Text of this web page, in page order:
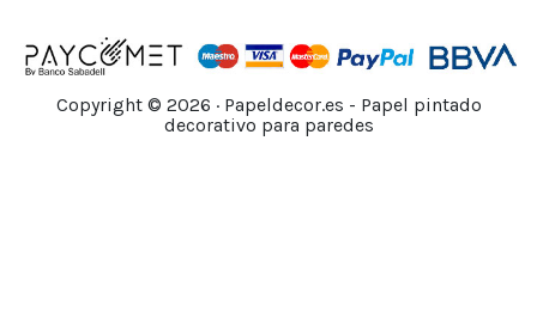
Copyright © 2026 · Papeldecor.es - Papel pintado
decorativo para paredes